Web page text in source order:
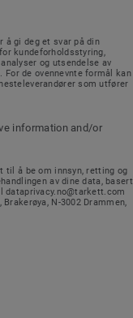
å gi deg et svar på din
kundeforholdsstyring,
og utsendelse av
de ovennevnte formål kan
som utfører
information and/or
til å be om innsyn, retting og
av dine data, basert
dataprivacy.no@tarkett.com
N-3002 Drammen,